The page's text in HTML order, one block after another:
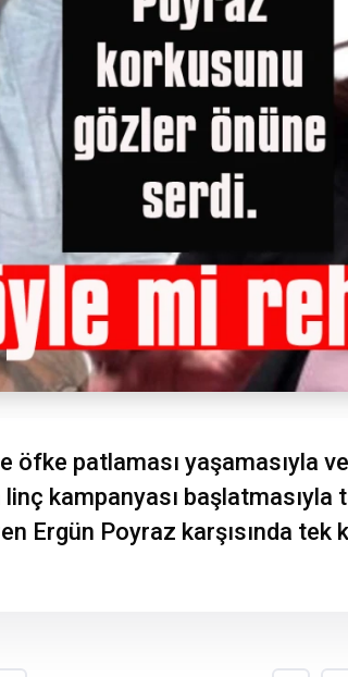
patlaması yaşamasıyla
kampanyası başlatmasıyla
Ergün Poyraz karşısında tek